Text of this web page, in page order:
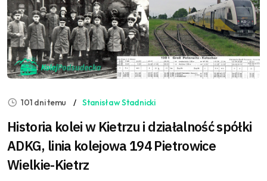
101 dni temu Stanisław Stadnicki
Historia kolei w Kietrzu i działalność spółki
ADKG, linia kolejowa 194 Pietrowice
Wielkie-Kietrz